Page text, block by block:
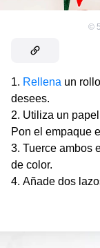
©
Rellena un
desees.
Utiliza un
Pon el empaque
Tuerce ambos
de color.
Añade dos